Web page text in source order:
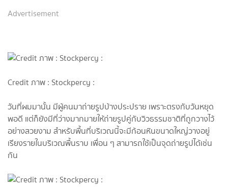
Advertisement
Credit ภาพ : Stockpercy :
วันที่ผมมานั้น มีผู้คนมาถ่ายรูปบ้างประปราย เพราะตรงกับวันหยุด
พอดี แต่ก็ยังมีที่ว่างมากมายให้ถ่ายรูปคู่กับวิวธรรมชาติที่ถูกวางไว้
อย่างสวยงาม สำหรับพื้นที่บริเวณนี้จะมีก้อนหินขนาดใหญ่วางอยู่
เรียงรายในบริเวณพื้นราบ เพื่อน ๆ สามารถใช้เป็นจุดถ่ายรูปได้เช่น
กัน